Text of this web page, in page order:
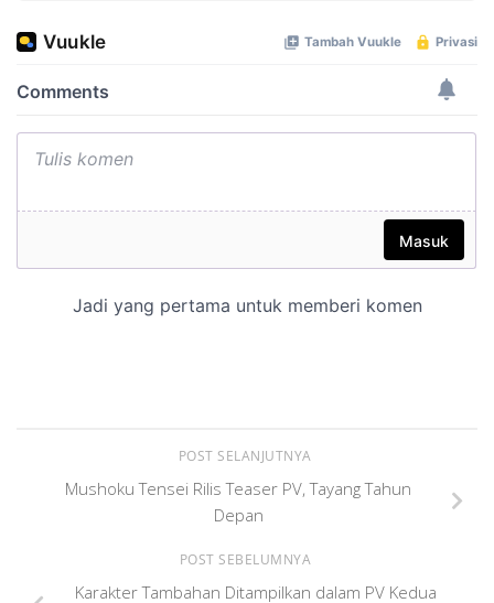
POST SELANJUTNYA
Mushoku Tensei Rilis Teaser PV, Tayang Tahun
Depan
POST SEBELUMNYA
Karakter Tambahan Ditampilkan dalam PV Kedua